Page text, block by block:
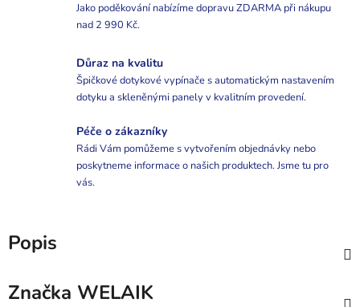
Jako poděkování nabízíme dopravu ZDARMA při nákupu
nad 2 990 Kč.
Důraz na kvalitu
Špičkové dotykové vypínače s automatickým nastavením
dotyku a skleněnými panely v kvalitním provedení.
Péče o zákazníky
Rádi Vám pomůžeme s vytvořením objednávky nebo
poskytneme informace o našich produktech. Jsme tu pro
vás.
Popis
Značka WELAIK